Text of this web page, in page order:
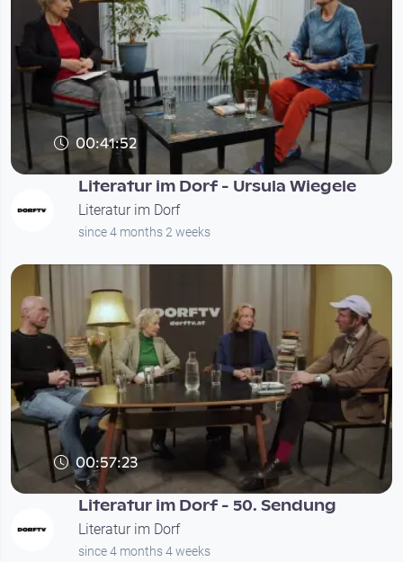
00:41:52
Literatur im Dorf - Ursula Wiegele
Literatur im Dorf
since 4 months 2 weeks
00:57:23
Literatur im Dorf - 50. Sendung
Literatur im Dorf
since 4 months 4 weeks